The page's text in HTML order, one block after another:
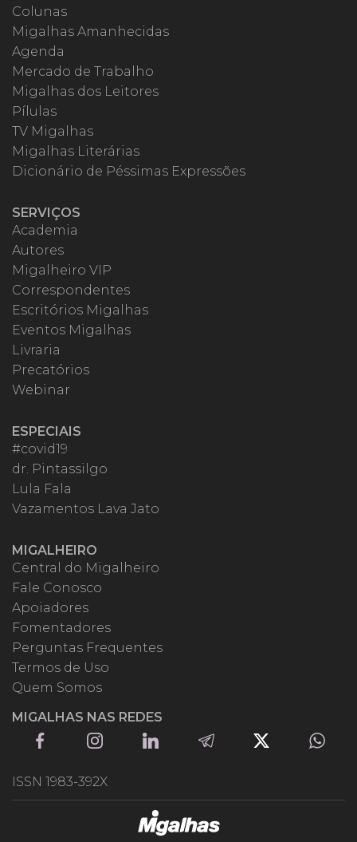
Colunas
Migalhas Amanhecidas
Agenda
Mercado de Trabalho
Migalhas dos Leitores
Pílulas
TV Migalhas
Migalhas Literárias
Dicionário de Péssimas Expressões
SERVIÇOS
Academia
Autores
Migalheiro VIP
Correspondentes
Escritórios Migalhas
Eventos Migalhas
Livraria
Precatórios
Webinar
ESPECIAIS
#covid19
dr. Pintassilgo
Lula Fala
Vazamentos Lava Jato
MIGALHEIRO
Central do Migalheiro
Fale Conosco
Apoiadores
Fomentadores
Perguntas Frequentes
Termos de Uso
Quem Somos
MIGALHAS NAS REDES
ISSN 1983-392X